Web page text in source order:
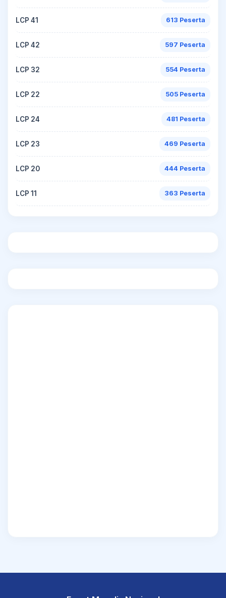
LCP 41 613 Peserta
LCP 42 597 Peserta
LCP 32 554 Peserta
LCP 22 505 Peserta
LCP 24 481 Peserta
LCP 23 469 Peserta
LCP 20 444 Peserta
LCP 11 363 Peserta